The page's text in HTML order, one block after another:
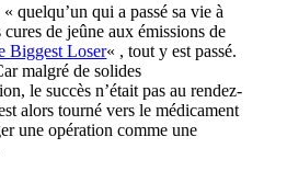
quelqu’un qui a passé sa vie à
de jeûne aux émissions de
Biggest Loser« , tout y est passé.
malgré de solides
le succès n’était pas au rendez-
alors tourné vers le médicament
une opération comme une